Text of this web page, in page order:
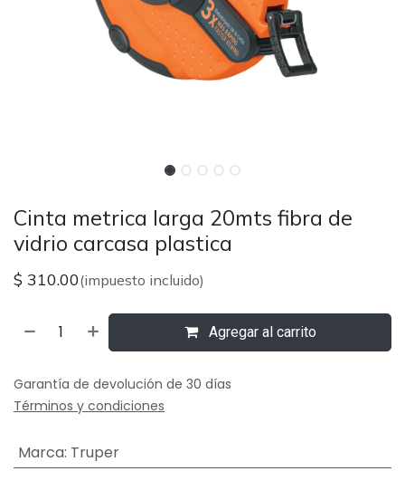
Cinta metrica larga 20mts fibra de
vidrio carcasa plastica
$ 310.00(impuesto incluido)
Agregar al carrito
Garantía de devolución de 30 días
Términos y condiciones
Marca: Truper